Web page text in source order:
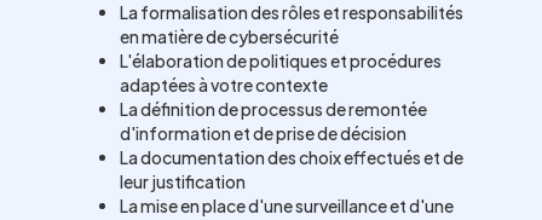
La formalisation des rôles et responsabilités
en matière de cybersécurité
L'élaboration de politiques et procédures
adaptées à votre contexte
La définition de processus de remontée
d'information et de prise de décision
La documentation des choix effectués et de
leur justification
La mise en place d'une surveillance et d'une